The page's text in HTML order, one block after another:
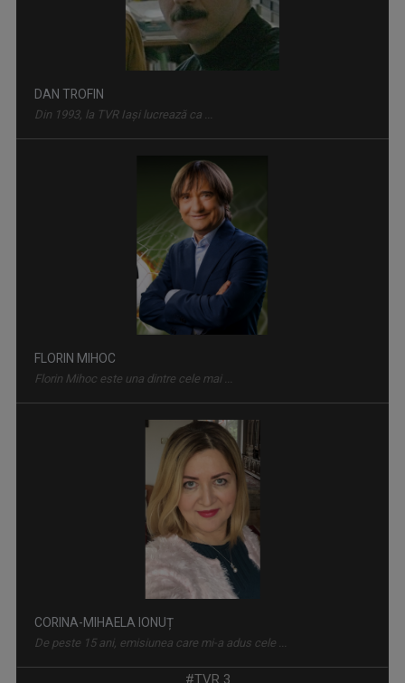
VINE CLUJU' PE LA NOI
Duminică, ora 13.30
LOCURI, OAMENI ȘI COMORI
Duminica, ora 11.30, bilunar
O emisiune care își propune să descopere ...
DAN TROFIN
Din 1993, la TVR Iaşi lucrează ca ...
FLORIN MIHOC
Florin Mihoc este una dintre cele mai ...
CORINA-MIHAELA IONUȚ
De peste 15 ani, emisiunea care mi-a adus cele ...
#TVR 3